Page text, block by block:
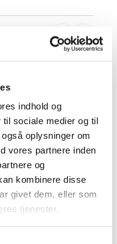
indhold og
sociale medier og til
oplysninger om
vores partnere inden
og
kombinere disse
givet dem, eller som
tjenester.
ikke
lægemidlet
2020.
der fortsat være krav
indlægsseddel og
i Danmark, stadig
en dansk
på pakningen